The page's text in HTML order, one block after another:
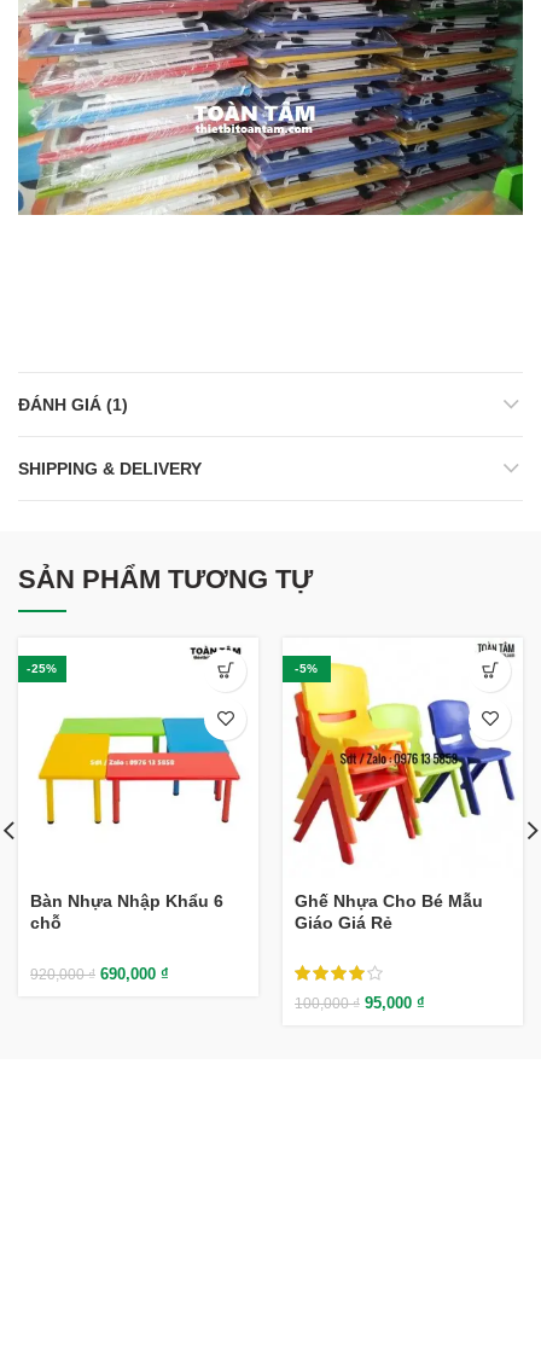
ĐÁNH GIÁ (1)
SHIPPING & DELIVERY
SẢN PHẨM TƯƠNG TỰ
-25%
Bàn Nhựa Nhập Khẩu 6
chỗ
920,000₫ 690,000 ₫
-5%
Ghế Nhựa Cho Bé Mẫu
Giáo Giá Rẻ
100,000₫ 95,000 ₫